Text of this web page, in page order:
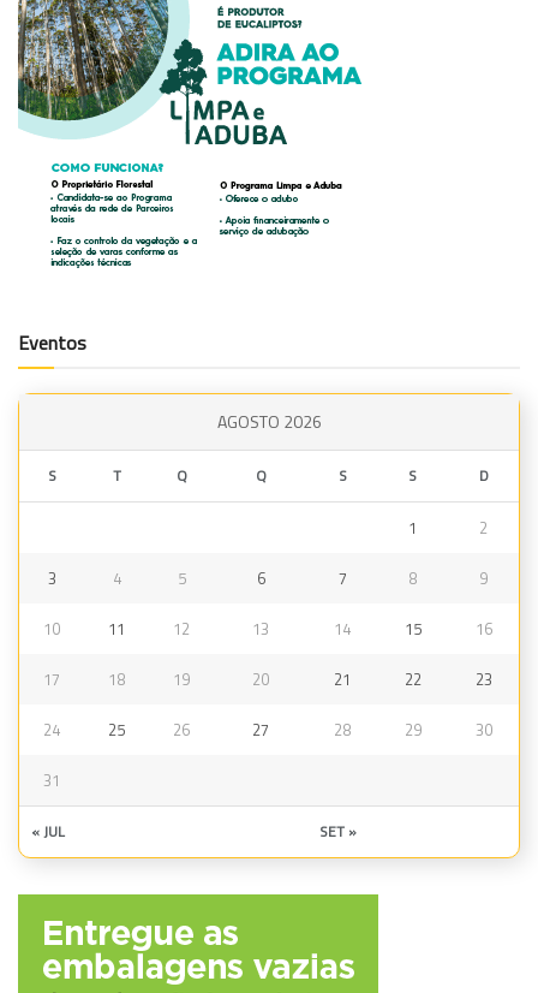
Eventos
AGOSTO 2026
S T Q Q S S D
1 2
3 4 5 6 7 8 9
10 11 12 13 14 15 16
17 18 19 20 21 22 23
24 25 26 27 28 29 30
31
« JUL SET »